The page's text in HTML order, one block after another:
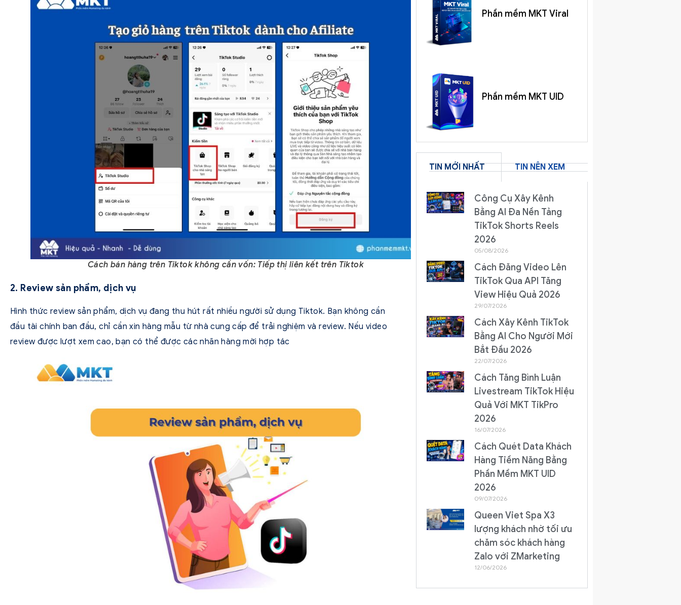
Cách bán hàng trên Tiktok không cần vốn: Tiếp thị liên kết trên Tiktok
2. Review sản phẩm, dịch vụ
Hình thức review sản phẩm, dịch vụ đang thu hút rất nhiều người sử dụng Tiktok. Bạn không cần
đầu tài chính ban đầu, chỉ cần xin hàng mẫu từ nhà cung cấp để trải nghiệm và review. Nếu video
review được lượt xem cao, bạn có thể được các nhãn hàng mời hợp tác
Phần mềm MKT Viral
Phần mềm MKT UID
TIN MỚI NHẤT TIN NÊN XEM
Công Cụ Xây Kênh
Bằng AI Đa Nền Tảng
TikTok Shorts Reels
2026
05/08/2026
Cách Đăng Video Lên
TikTok Qua API Tăng
View Hiệu Quả 2026
29/07/2026
Cách Xây Kênh TikTok
Bằng AI Cho Người Mới
Bắt Đầu 2026
22/07/2026
Cách Tăng Bình Luận
Livestream TikTok Hiệu
Quả Với MKT TikPro
2026
16/07/2026
Cách Quét Data Khách
Hàng Tiềm Năng Bằng
Phần Mềm MKT UID
2026
09/07/2026
Queen Viet Spa X3
lượng khách nhờ tối ưu
chăm sóc khách hàng
Zalo với ZMarketing
12/06/2026